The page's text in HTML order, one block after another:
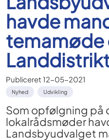
havde
temamøde
Publiceret 12-05-2021
Nyhed Udvikling
Som opfølgning på
lokalrådsmøder
Landsbyudvalget